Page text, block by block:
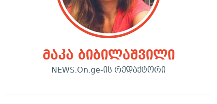
მაკა ბიბილაშვილი
NEWS.On.ge-ის რედაქტორი